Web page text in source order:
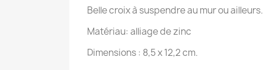
Belle croix à suspendre au mur ou ailleurs.
Matériau: alliage de zinc
Dimensions : 8,5 x 12,2 cm.